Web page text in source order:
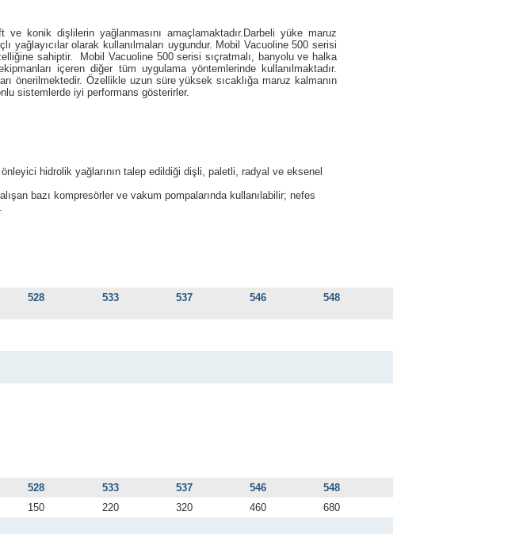
konik dişlilerin yağlanmasını amaçlamaktadır.Darbeli yüke maruz
yağlayıcılar olarak kullanılmaları uygundur. Mobil Vacuoline 500 serisi
sahiptir. Mobil Vacuoline 500 serisi sıçratmalı, banyolu ve halka
içeren diğer tüm uygulama yöntemlerinde kullanılmaktadır.
önerilmektedir. Özellikle uzun süre yüksek sıcaklığa maruz kalmanın
sistemlerde iyi performans gösterirler.
hidrolik yağlarının talep edildiği dişli, paletli, radyal ve eksenel
bazı kompresörler ve vakum pompalarında kullanılabilir; nefes
528 533 537 546 548
528 533 537 546
548
150 220 320 460
680